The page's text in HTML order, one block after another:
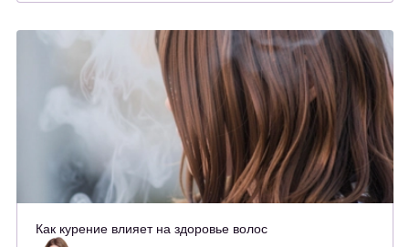
Как курение влияет на здоровье волос